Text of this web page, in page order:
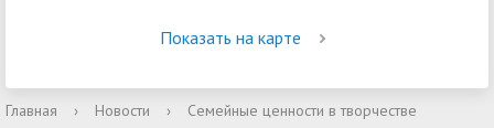
Показать на карте
Главная › Новости › Семейные ценности в творчестве